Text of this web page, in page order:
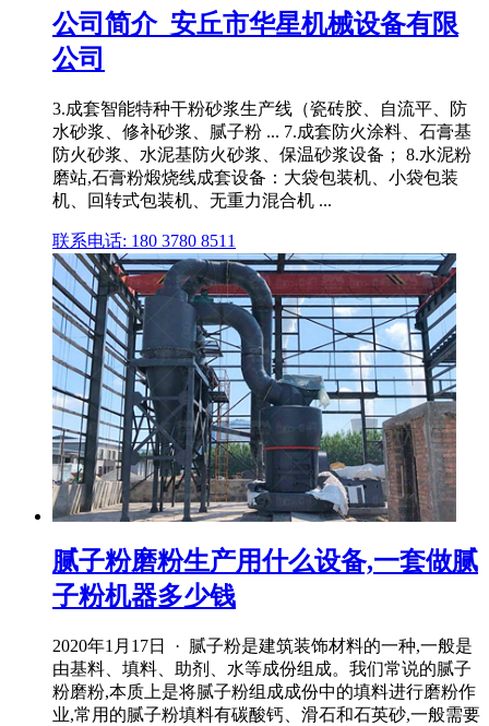
公司简介_安丘市华星机械设备有限
公司
3.成套智能特种干粉砂浆生产线（瓷砖胶、自流平、防
水砂浆、修补砂浆、腻子粉 ... 7.成套防火涂料、石膏基
防火砂浆、水泥基防火砂浆、保温砂浆设备； 8.水泥粉
磨站,石膏粉煅烧线成套设备：大袋包装机、小袋包装
机、回转式包装机、无重力混合机 ...
联系电话: 180 3780 8511
腻子粉磨粉生产用什么设备,一套做腻
子粉机器多少钱
2020年1月17日 · 腻子粉是建筑装饰材料的一种,一般是
由基料、填料、助剂、水等成份组成。我们常说的腻子
粉磨粉,本质上是将腻子粉组成成份中的填料进行磨粉作
业,常用的腻子粉填料有碳酸钙、滑石和石英砂,一般需要